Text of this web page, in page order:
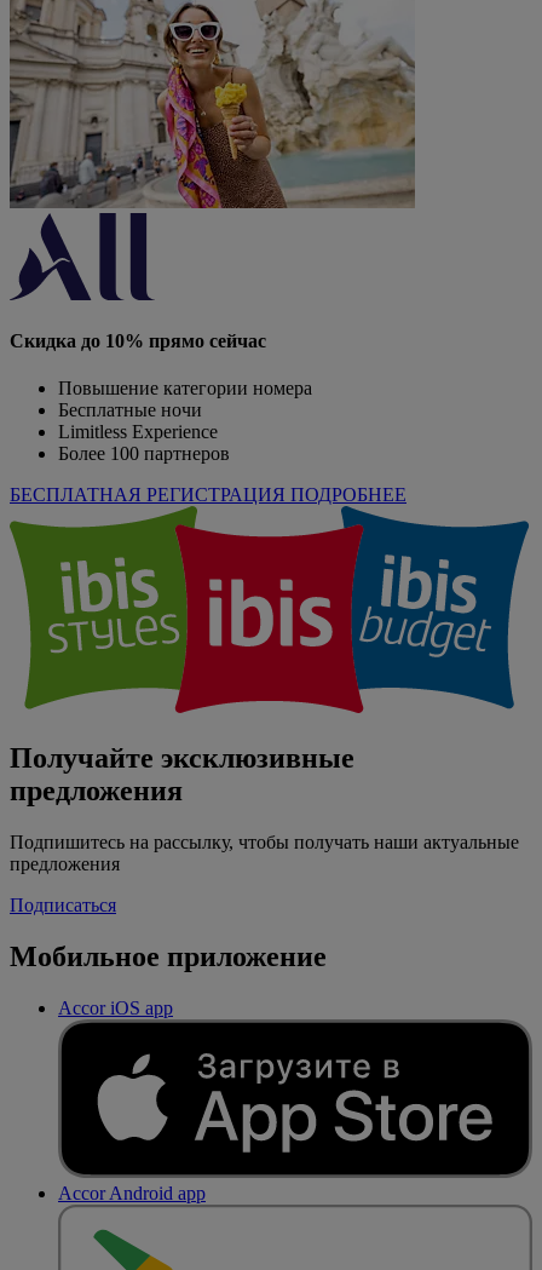
Скидка до 10% прямо сейчас
Повышение категории номера
Бесплатные ночи
Limitless Experience
Более 100 партнеров
БЕСПЛАТНАЯ РЕГИСТРАЦИЯ ПОДРОБНЕЕ
Получайте эксклюзивные
предложения
Подпишитесь на рассылку, чтобы получать наши актуальные
предложения
Подписаться
Мобильное приложение
Accor iOS app
Accor Android app